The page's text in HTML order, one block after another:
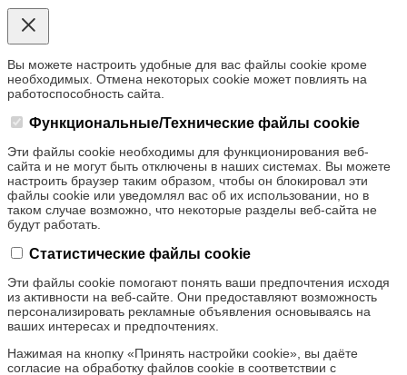
Вы можете настроить удобные для вас файлы cookie кроме
необходимых. Отмена некоторых cookie может повлиять на
работоспособность сайта.
Функциональные/Технические файлы cookie
Эти файлы cookie необходимы для функционирования веб-
сайта и не могут быть отключены в наших системах. Вы можете
настроить браузер таким образом, чтобы он блокировал эти
файлы cookie или уведомлял вас об их использовании, но в
таком случае возможно, что некоторые разделы веб-сайта не
будут работать.
Статистические файлы cookie
Эти файлы cookie помогают понять ваши предпочтения исходя
из активности на веб-сайте. Они предоставляют возможность
персонализировать рекламные объявления основываясь на
ваших интересах и предпочтениях.
Нажимая на кнопку «Принять настройки cookie», вы даёте
согласие на обработку файлов cookie в соответствии с